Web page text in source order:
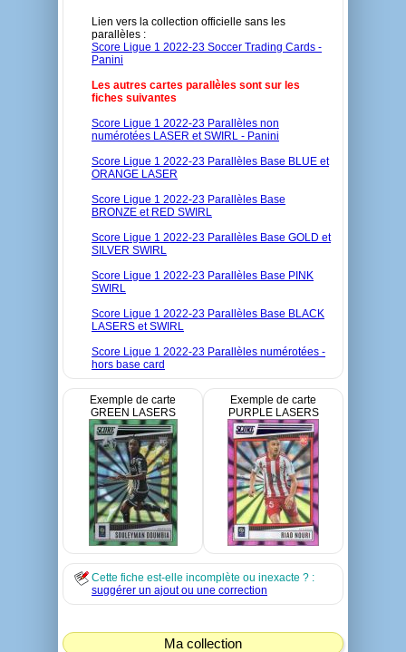
Lien vers la collection officielle sans les
parallèles :
Score Ligue 1 2022-23 Soccer Trading Cards -
Panini
Les autres cartes parallèles sont sur les
fiches suivantes
Score Ligue 1 2022-23 Parallèles non
numérotées LASER et SWIRL - Panini
Score Ligue 1 2022-23 Parallèles Base BLUE et
ORANGE LASER
Score Ligue 1 2022-23 Parallèles Base
BRONZE et RED SWIRL
Score Ligue 1 2022-23 Parallèles Base GOLD et
SILVER SWIRL
Score Ligue 1 2022-23 Parallèles Base PINK
SWIRL
Score Ligue 1 2022-23 Parallèles Base BLACK
LASERS et SWIRL
Score Ligue 1 2022-23 Parallèles numérotées -
hors base card
Exemple de carte
GREEN LASERS
Exemple de carte
PURPLE LASERS
Cette fiche est-elle incomplète ou inexacte ? :
suggérer un ajout ou une correction
Ma collection